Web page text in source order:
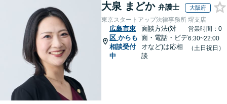
大泉 まどか 弁護士 大阪府
東京スタートアップ法律事務所 堺支店
広島市東
区 からも
相談受付
中
面談方法(対
面・電話・ビデ
オなど)は応相
談
営業時間：0
6:30~22:00
（土日祝日）